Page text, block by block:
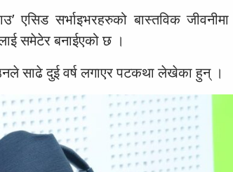
एसिड सर्भाइभरहरुको बास्तविक
समेटेर बनाईएको छ ।
साढे दुई वर्ष लगाएर पटकथा लेखेका हुन् ।